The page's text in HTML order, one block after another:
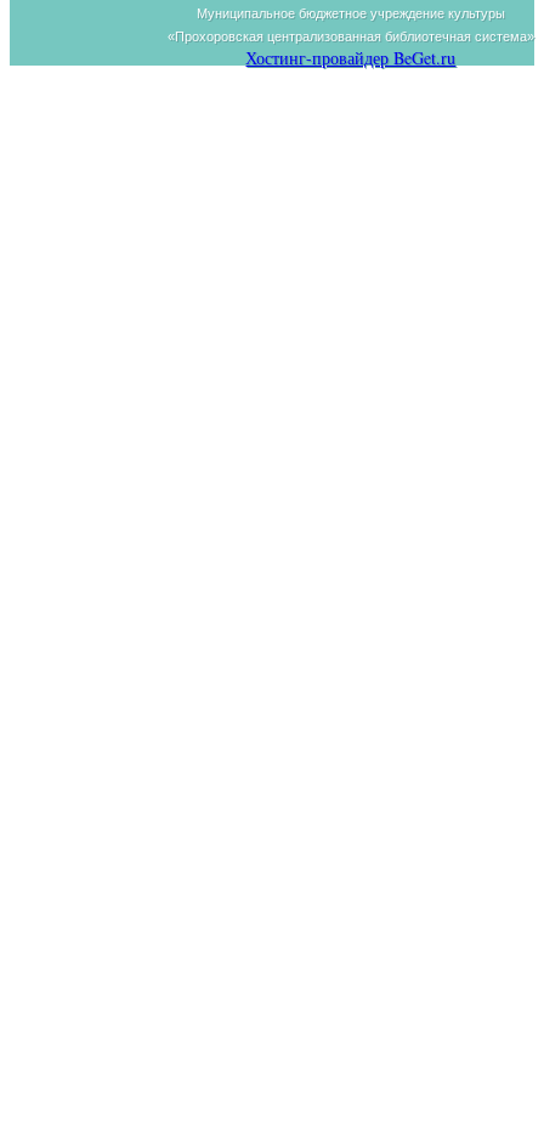
Муниципальное бюджетное учреждение культуры
«Прохоровская централизованная библиотечная система»
Хостинг-провайдер BeGet.ru